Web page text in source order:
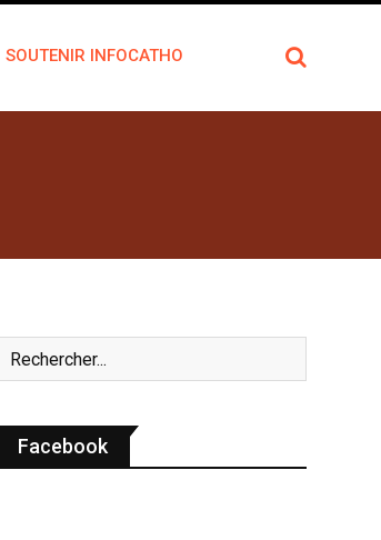
SOUTENIR INFOCATHO
Facebook